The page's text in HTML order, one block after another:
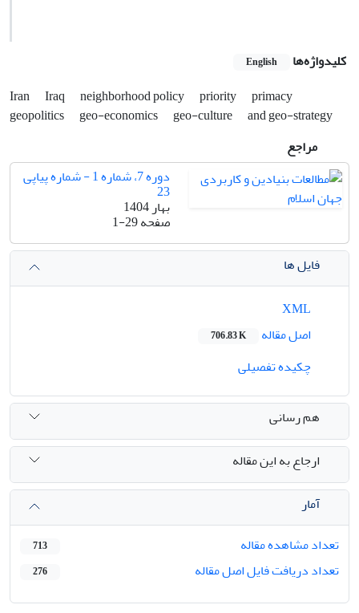
کلیدواژه‌ها English
Iran Iraq neighborhood policy priority
primacy
geopolitics
geo-economics geo-culture
and geo-strategy
مراجع
دوره 7، شماره 1 - شماره پیاپی
23
بهار 1404
صفحه1-29
فایل ها
اصل مقاله
706.83 K
چکیده تفصیلی
هم رسانی
ارجاع به این مقاله
آمار
تعداد مشاهده مقاله
713
تعداد دریافت فایل اصل مقاله 276